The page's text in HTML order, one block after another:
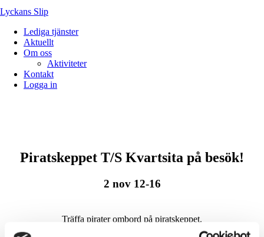
Lyckans Slip
Lediga tjänster
Aktuellt
Om oss
Aktiviteter
Kontakt
Logga in
Piratskeppet T/S Kvartsita på besök!
2 nov 12-16
Träffa pirater ombord på piratskeppet.
Gå på skattjakt tillsammans med pirater och leta efter gömda